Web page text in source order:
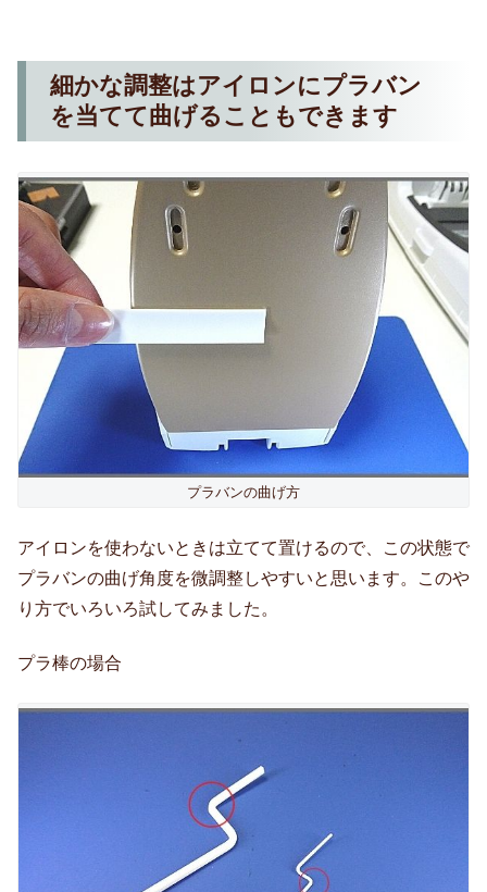
細かな調整はアイロンにプラバン
を当てて曲げることもできます
プラバンの曲げ方
アイロンを使わないときは立てて置けるので、この状態で
プラバンの曲げ角度を微調整しやすいと思います。このや
り方でいろいろ試してみました。
プラ棒の場合